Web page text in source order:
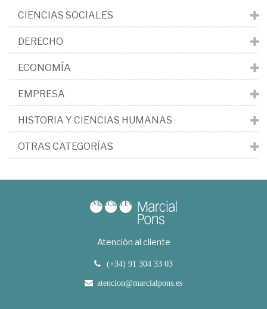
CIENCIAS SOCIALES
DERECHO
ECONOMÍA
EMPRESA
HISTORIA Y CIENCIAS HUMANAS
OTRAS CATEGORÍAS
Atención al cliente
(+34) 91 304 33 03
atencion@marcialpons.es